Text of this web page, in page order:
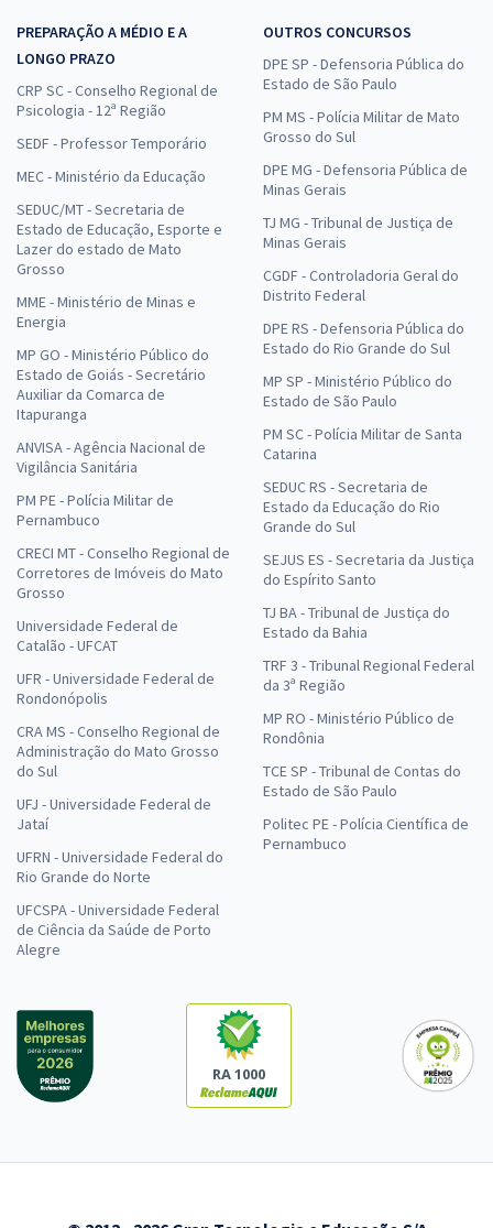
PREPARAÇÃO A MÉDIO E A
LONGO PRAZO
CRP SC - Conselho Regional de
Psicologia - 12ª Região
SEDF - Professor Temporário
MEC - Ministério da Educação
SEDUC/MT - Secretaria de
Estado de Educação, Esporte e
Lazer do estado de Mato
Grosso
MME - Ministério de Minas e
Energia
MP GO - Ministério Público do
Estado de Goiás - Secretário
Auxiliar da Comarca de
Itapuranga
ANVISA - Agência Nacional de
Vigilância Sanitária
PM PE - Polícia Militar de
Pernambuco
CRECI MT - Conselho Regional de
Corretores de Imóveis do Mato
Grosso
Universidade Federal de
Catalão - UFCAT
UFR - Universidade Federal de
Rondonópolis
CRA MS - Conselho Regional de
Administração do Mato Grosso
do Sul
UFJ - Universidade Federal de
Jataí
UFRN - Universidade Federal do
Rio Grande do Norte
UFCSPA - Universidade Federal
de Ciência da Saúde de Porto
Alegre
OUTROS CONCURSOS
DPE SP - Defensoria Pública do
Estado de São Paulo
PM MS - Polícia Militar de Mato
Grosso do Sul
DPE MG - Defensoria Pública de
Minas Gerais
TJ MG - Tribunal de Justiça de
Minas Gerais
CGDF - Controladoria Geral do
Distrito Federal
DPE RS - Defensoria Pública do
Estado do Rio Grande do Sul
MP SP - Ministério Público do
Estado de São Paulo
PM SC - Polícia Militar de Santa
Catarina
SEDUC RS - Secretaria de
Estado da Educação do Rio
Grande do Sul
SEJUS ES - Secretaria da Justiça
do Espírito Santo
TJ BA - Tribunal de Justiça do
Estado da Bahia
TRF 3 - Tribunal Regional Federal
da 3ª Região
MP RO - Ministério Público de
Rondônia
TCE SP - Tribunal de Contas do
Estado de São Paulo
Politec PE - Polícia Científica de
Pernambuco
RA 1000